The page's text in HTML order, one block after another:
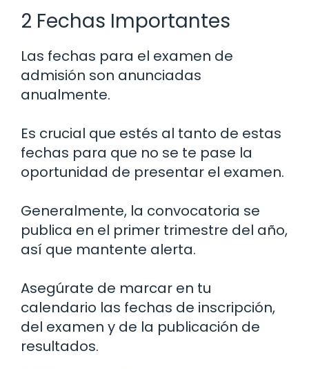
2 Fechas Importantes
Las fechas para el examen de
admisión son anunciadas
anualmente.
Es crucial que estés al tanto de estas
fechas para que no se te pase la
oportunidad de presentar el examen.
Generalmente, la convocatoria se
publica en el primer trimestre del año,
así que mantente alerta.
Asegúrate de marcar en tu
calendario las fechas de inscripción,
del examen y de la publicación de
resultados.